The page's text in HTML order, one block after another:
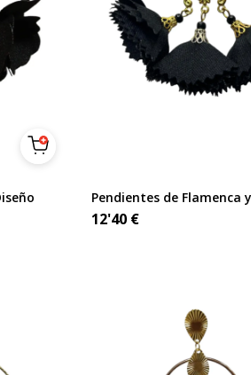
Pendientes de Flamenca
12'40 €